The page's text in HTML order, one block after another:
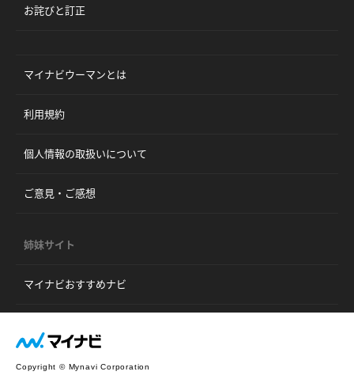
お詫びと訂正
マイナビウーマンとは
利用規約
個人情報の取扱いについて
ご意見・ご感想
姉妹サイト
マイナビおすすめナビ
Copyright © Mynavi Corporation